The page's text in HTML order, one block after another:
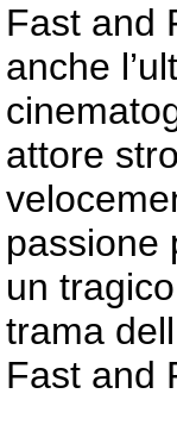
Fast and
anche
attore
passione
un
trama
Fast and